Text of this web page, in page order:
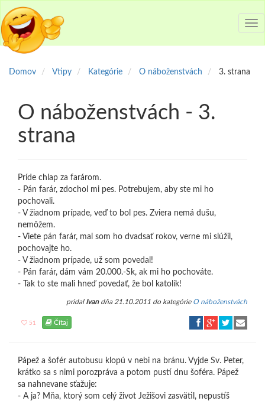
Domov Vtipy Kategórie O náboženstvách 3. strana
O náboženstvách - 3.
strana
Príde chlap za farárom.
- Pán farár, zdochol mi pes. Potrebujem, aby ste mi ho
pochovali.
- V žiadnom prípade, veď to bol pes. Zviera nemá dušu,
nemôžem.
- Viete pán farár, mal som ho dvadsať rokov, verne mi slúžil,
pochovajte ho.
- V žiadnom prípade, už som povedal!
- Pán farár, dám vám 20.000.-Sk, ak mi ho pochováte.
- Tak to ste mali hneď povedať, že bol katolík!
pridal Ivandňa 21.10.2011 do kategórie O náboženstvách
51 Čítaj
Pápež a šofér autobusu klopú v nebi na bránu. Vyjde Sv. Peter,
krátko sa s nimi porozpráva a potom pustí dnu šoféra. Pápež
sa nahnevane sťažuje:
- A ja? Mňa, ktorý som celý život Ježišovi zasvätil, nepustíš